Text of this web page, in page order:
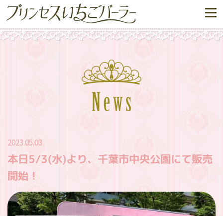
2023.05.03
本日5/3(水)より、千葉市中央公園にて販売
開始！